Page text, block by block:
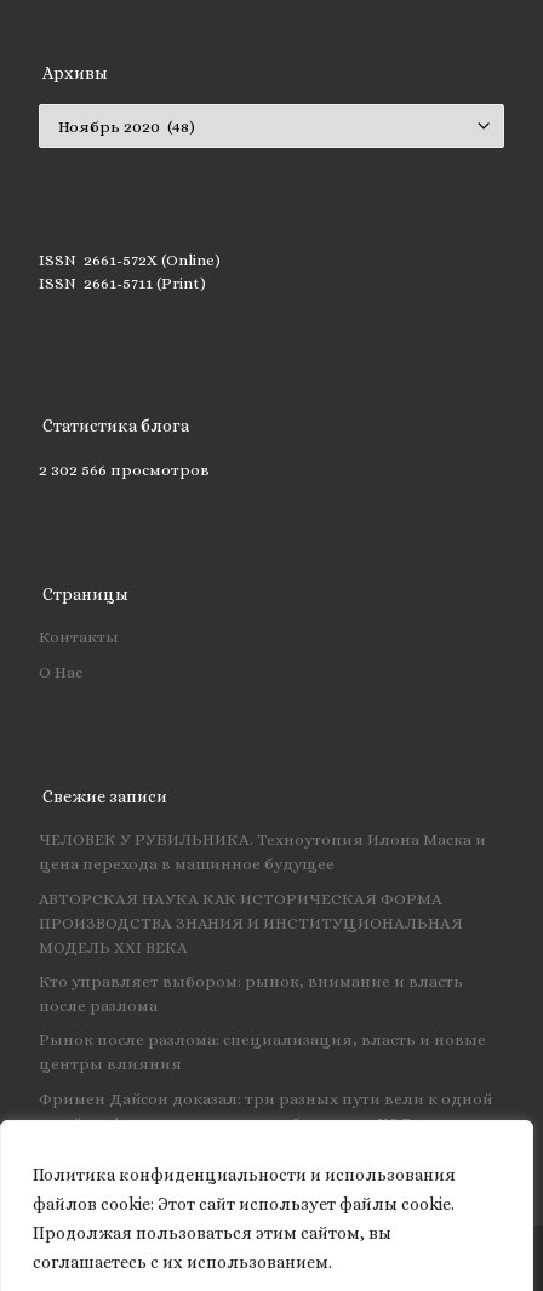
Политика конфиденциальности и использования
файлов сookie: Этот сайт использует файлы cookie.
Продолжая пользоваться этим сайтом, вы
соглашаетесь с их использованием.
Архивы
ISSN 2661-572X (Online)
ISSN 2661-5711 (Print)
Статистика блога
2 302 566 просмотров
Страницы
Контакты
О Нас
Свежие записи
ЧЕЛОВЕК У РУБИЛЬНИКА. Техноутопия Илона Маска и
цена перехода в машинное будущее
АВТОРСКАЯ НАУКА КАК ИСТОРИЧЕСКАЯ ФОРМА
ПРОИЗВОДСТВА ЗНАНИЯ И ИНСТИТУЦИОНАЛЬНАЯ
МОДЕЛЬ XXI ВЕКА
Кто управляет выбором: рынок, внимание и власть
после разлома
Рынок после разлома: специализация, власть и новые
центры влияния
Фримен Дайсон доказал: три разных пути вели к одной
и той же физике — и навсегда объединил КЭД
© 2026Granite of science– Все права защищены